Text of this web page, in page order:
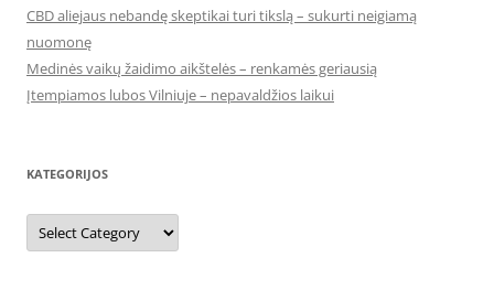
CBD aliejaus nebandę skeptikai turi tikslą – sukurti neigiamą
nuomonę
Medinės vaikų žaidimo aikštelės – renkamės geriausią
Įtempiamos lubos Vilniuje – nepavaldžios laikui
KATEGORIJOS
Kategorijos